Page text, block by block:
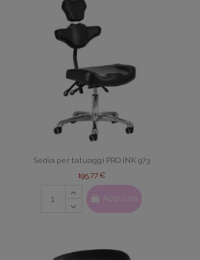
Sedia per tatuaggi PRO INK 973
195,77 €
Acquista